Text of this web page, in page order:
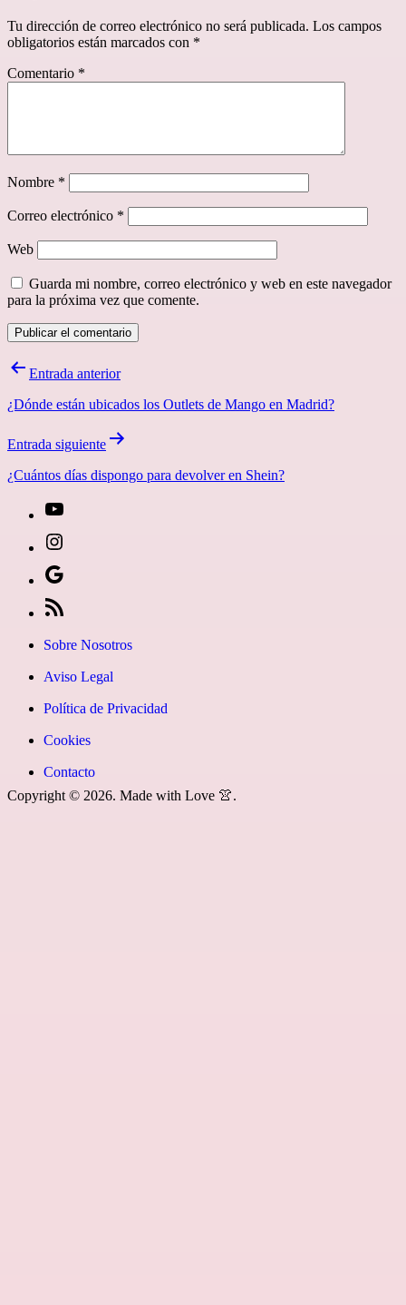
Tu dirección de correo electrónico no será publicada. Los campos
obligatorios están marcados con *
Comentario *
Nombre *
Correo electrónico *
Web
Guarda mi nombre, correo electrónico y web en este navegador
para la próxima vez que comente.
Navegación
entradas
Entrada anterior
¿Dónde están ubicados los Outlets de Mango en Madrid?
Entrada siguiente
¿Cuántos días dispongo para devolver en Shein?
Copyright © 2026. Made with Love 👚.
instagram»]
fa-
youtube»]
Google
News
icon
icon=»fa
fa-
rss»]
Sobre Nosotros
Aviso Legal
Política de Privacidad
Cookies
Contacto